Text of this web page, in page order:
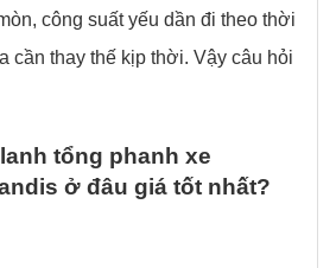
công suất yếu dần đi theo thời
cần thay thế kịp thời. Vậy câu hỏi
tổng phanh xe
ở đâu giá tốt nhất?